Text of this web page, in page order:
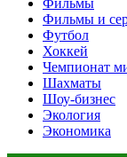
Фильмы
Фильмы и
Футбол
Хоккей
Чемпионат
Шахматы
Шоу-бизнес
Экология
Экономика